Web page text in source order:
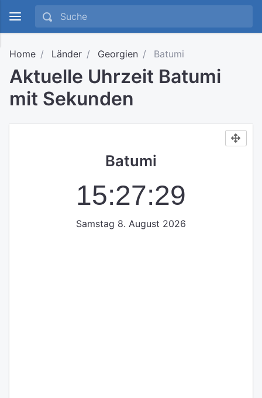
Home Länder Georgien Batumi
Aktuelle Uhrzeit Batumi
mit Sekunden
Batumi
15:27:30
Samstag 8. August 2026